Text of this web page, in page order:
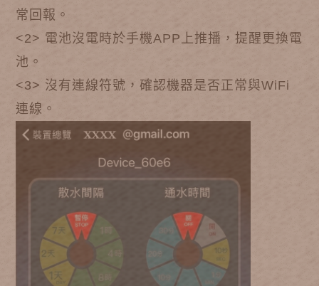
常回報。
<2> 電池沒電時於手機APP上推播，提醒更換電
池。
<3> 沒有連線符號，確認機器是否正常與WiFi
連線。